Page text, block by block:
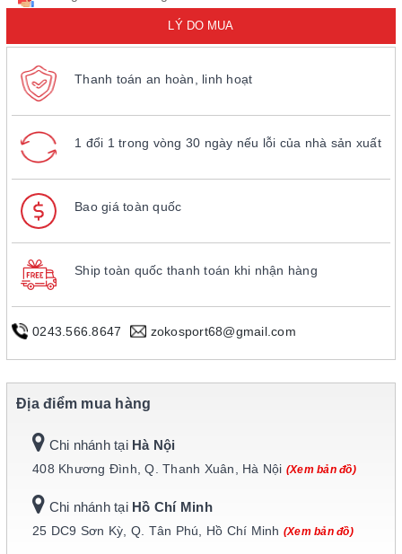
LÝ DO MUA
Thanh toán an hoàn, linh hoạt
1 đổi 1 trong vòng 30 ngày nếu lỗi của nhà sản xuất
Bao giá toàn quốc
Ship toàn quốc thanh toán khi nhận hàng
0243.566.8647 zokosport68@gmail.com
Địa điểm mua hàng
Chi nhánh tại Hà Nội
408 Khương Đình, Q. Thanh Xuân, Hà Nội (Xem bản đồ)
Chi nhánh tại Hồ Chí Minh
25 DC9 Sơn Kỳ, Q. Tân Phú, Hồ Chí Minh (Xem bản đồ)